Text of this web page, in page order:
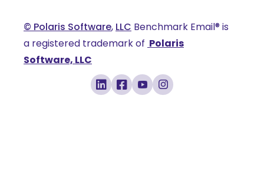
Français
© Polaris Software, LLC Benchmark Email® is
a registered trademark of Polaris
Software, LLC